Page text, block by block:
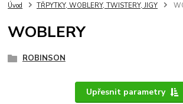
Úvod TŘPYTKY, WOBLERY, TWISTERY, JIGY
WOBLERY
ROBINSON
Upřesnit parametry